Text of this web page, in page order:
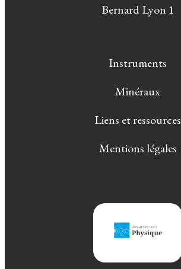
Bernard Lyon 1
Instruments
Minéraux
Liens et ressources
Mentions légales